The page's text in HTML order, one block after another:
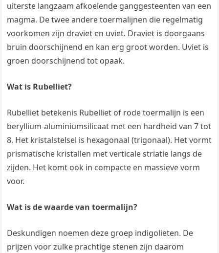
uiterste langzaam afkoelende ganggesteenten van een
magma. De twee andere toermalijnen die regelmatig
voorkomen zijn draviet en uviet. Draviet is doorgaans
bruin doorschijnend en kan erg groot worden. Uviet is
groen doorschijnend tot opaak.
Wat is Rubelliet?
Rubelliet betekenis Rubelliet of rode toermalijn is een
beryllium-aluminiumsilicaat met een hardheid van 7 tot
8. Het kristalstelsel is hexagonaal (trigonaal). Het vormt
prismatische kristallen met verticale striatie langs de
zijden. Het komt ook in compacte en massieve vorm
voor.
Wat is de waarde van toermalijn?
Deskundigen noemen deze groep indigolieten. De
prijzen voor zulke prachtige stenen zijn daarom